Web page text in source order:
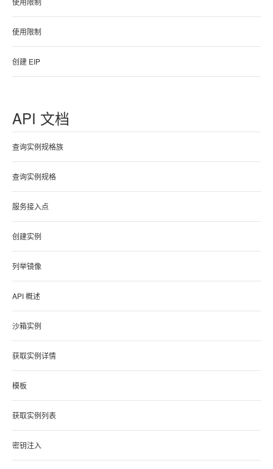
使用限制
创建 EIP
API 文档
查询实例规格族
查询实例规格
服务接入点
创建实例
列举镜像
API 概述
沙箱实例
获取实例详情
模板
获取实例列表
密钥注入